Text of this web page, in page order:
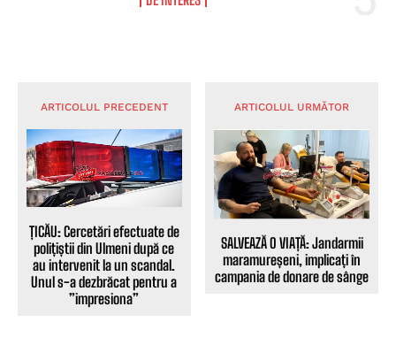
ARTICOLUL PRECEDENT
ȚICĂU: Cercetări efectuate de
polițiștii din Ulmeni după ce
au intervenit la un scandal.
Unul s-a dezbrăcat pentru a
”impresiona”
ARTICOLUL URMĂTOR
SALVEAZĂ O VIAȚĂ: Jandarmii
maramureșeni, implicați în
campania de donare de sânge